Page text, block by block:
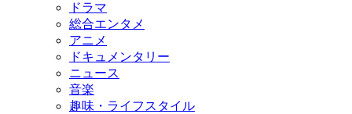
ドラマ
総合エンタメ
アニメ
ドキュメンタリー
ニュース
音楽
趣味・ライフスタイル